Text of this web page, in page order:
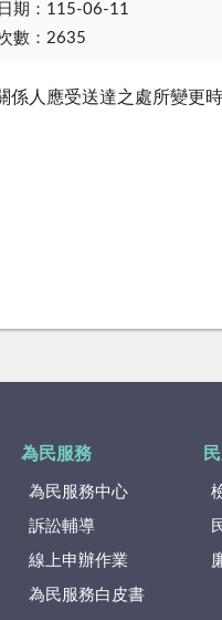
期：115-06-11
數：2635
係人應受送達之處所變更
為民服務
為民服務中心
訴訟輔導
線上申辦作業
為民服務白皮書